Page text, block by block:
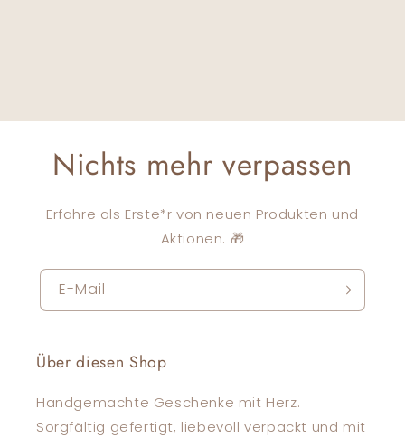
Nichts mehr verpassen
Erfahre als Erste*r von neuen Produkten und
Aktionen. 🎁
E-Mail
Über diesen Shop
Handgemachte Geschenke mit Herz.
Sorgfältig gefertigt, liebevoll verpackt und mit